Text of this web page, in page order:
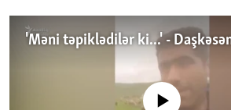
No media source currently